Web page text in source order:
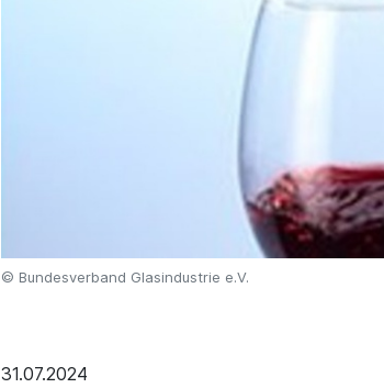
© Bundesverband Glasindustrie e.V.
31.07.2024